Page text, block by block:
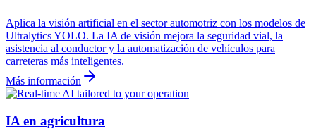
Aplica la visión artificial en el sector automotriz con los modelos de
Ultralytics YOLO. La IA de visión mejora la seguridad vial, la
asistencia al conductor y la automatización de vehículos para
carreteras más inteligentes.
Más información
IA en agricultura